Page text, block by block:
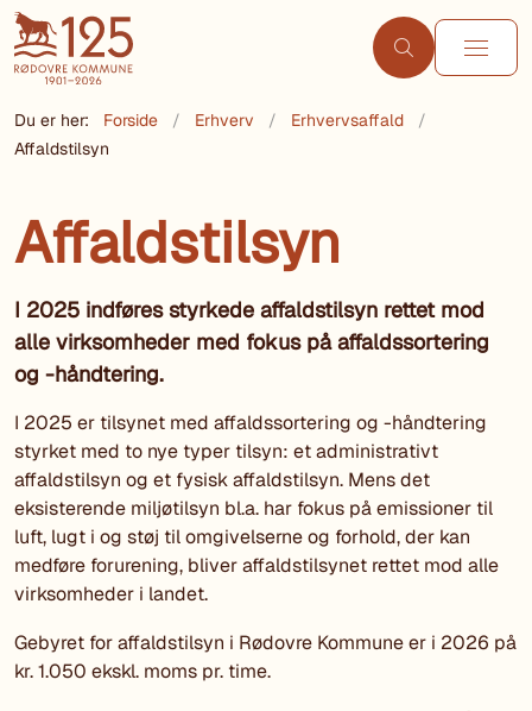
Du er her: Forside Erhverv
Erhvervsaffald
Affaldstilsyn
Affaldstilsyn
I 2025 indføres styrkede affaldstilsyn rettet mod
alle virksomheder med fokus på affaldssortering
og -håndtering.
I 2025 er tilsynet med affaldssortering og -håndtering
styrket med to nye typer tilsyn: et administrativt
affaldstilsyn og et fysisk affaldstilsyn. Mens det
eksisterende miljøtilsyn bl.a. har fokus på emissioner til
luft, lugt i og støj til omgivelserne og forhold, der kan
medføre forurening, bliver affaldstilsynet rettet mod alle
virksomheder i landet.
Gebyret for affaldstilsyn i Rødovre Kommune er i 2026 på
kr. 1.050 ekskl. moms pr. time.